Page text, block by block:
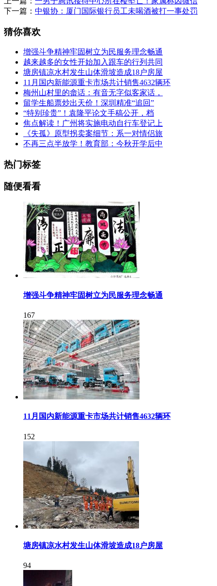
下一篇： 中银协：厦门国际银行员工未喝酒被打一事处罚
猜你喜欢
增强斗争精神牢固树立为民服务理念畅通
越来越多的女性开始加入跟车的行列共同
塘房镇凉水村发生山体滑坡造成18户房屋
11月国内新能源重卡市场共计销售4632辆环
梅州山村里的畲话：有音无字似客家话，
留学生船票炒出天价！深圳精准“追回”
“特别珍贵”！袁隆平论文手稿公开，档
焦点解读！广州将实施电动自行车登记上
《失孤》原型拐卖案细节：系一对情侣旅
不再三点半放学！教育部：今秋开学后中
热门标签
随便看看
增强斗争精神牢固树立为民服务理念畅通
167
11月国内新能源重卡市场共计销售4632辆环
152
塘房镇凉水村发生山体滑坡造成18户房屋
94